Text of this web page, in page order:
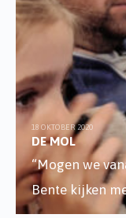
18 OKTOBER 2020
DE MOL
“Mogen we
Bente kijken